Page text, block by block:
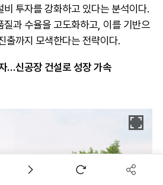
투자를 강화하고 있다는 분석이다.
질과 수율을 고도화하고, 이를 기반으
출까지 모색한다는 전략이다.
…신공장 건설로 성장 가속